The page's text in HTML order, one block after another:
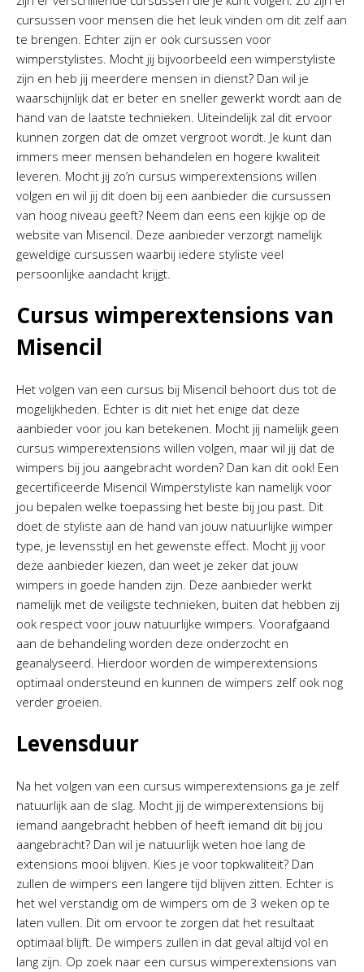
cursussen voor mensen die het leuk vinden om dit zelf aan
te brengen. Echter zijn er ook cursussen voor
wimperstylistes. Mocht jij bijvoorbeeld een wimperstyliste
zijn en heb jij meerdere mensen in dienst? Dan wil je
waarschijnlijk dat er beter en sneller gewerkt wordt aan de
hand van de laatste technieken. Uiteindelijk zal dit ervoor
kunnen zorgen dat de omzet vergroot wordt. Je kunt dan
immers meer mensen behandelen en hogere kwaliteit
leveren. Mocht jij zo’n cursus wimperextensions willen
volgen en wil jij dit doen bij een aanbieder die cursussen
van hoog niveau geeft? Neem dan eens een kijkje op de
website van Misencil. Deze aanbieder verzorgt namelijk
geweldige cursussen waarbij iedere styliste veel
persoonlijke aandacht krijgt.
Cursus wimperextensions van
Misencil
Het volgen van een cursus bij Misencil behoort dus tot de
mogelijkheden. Echter is dit niet het enige dat deze
aanbieder voor jou kan betekenen. Mocht jij namelijk geen
cursus wimperextensions willen volgen, maar wil jij dat de
wimpers bij jou aangebracht worden? Dan kan dit ook! Een
gecertificeerde Misencil Wimperstyliste kan namelijk voor
jou bepalen welke toepassing het beste bij jou past. Dit
doet de styliste aan de hand van jouw natuurlijke wimper
type, je levensstijl en het gewenste effect. Mocht jij voor
deze aanbieder kiezen, dan weet je zeker dat jouw
wimpers in goede handen zijn. Deze aanbieder werkt
namelijk met de veiligste technieken, buiten dat hebben zij
ook respect voor jouw natuurlijke wimpers. Voorafgaand
aan de behandeling worden deze onderzocht en
geanalyseerd. Hierdoor worden de wimperextensions
optimaal ondersteund en kunnen de wimpers zelf ook nog
verder groeien.
Levensduur
Na het volgen van een cursus wimperextensions ga je zelf
natuurlijk aan de slag. Mocht jij de wimperextensions bij
iemand aangebracht hebben of heeft iemand dit bij jou
aangebracht? Dan wil je natuurlijk weten hoe lang de
extensions mooi blijven. Kies je voor topkwaliteit? Dan
zullen de wimpers een langere tijd blijven zitten. Echter is
het wel verstandig om de wimpers om de 3 weken op te
laten vullen. Dit om ervoor te zorgen dat het resultaat
optimaal blijft. De wimpers zullen in dat geval altijd vol en
lang zijn. Op zoek naar een cursus wimperextensions van